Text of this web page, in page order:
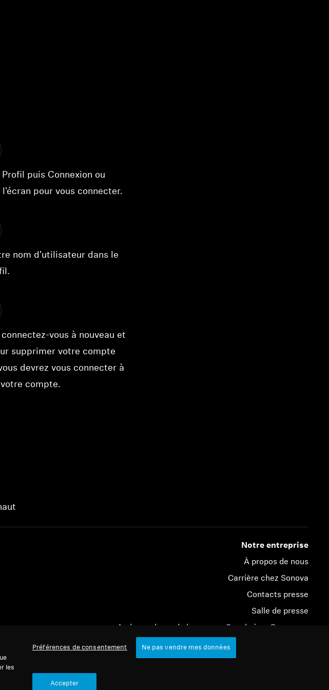
puis Connexion ou
pour vous connecter.
nom d'utilisateur dans le
vous à nouveau et
supprimer votre compte
devrez vous connecter à
compte.
Notre entreprise
À propos de nous
Carrière chez Sonova
Contacts presse
Salle de presse
Ambassadeurs de la marque Sennheiser Consumer
© 2026 Sonova Consumer Hearing GmbH
les
Préférences de consentement Ne pas vendre mes données
Accepter
ajouter des produits à